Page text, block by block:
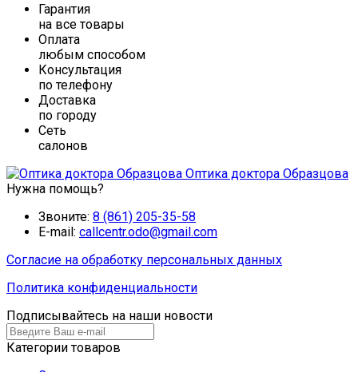
Гарантия
на все товары
Оплата
любым способом
Консультация
по телефону
Доставка
по городу
Сеть
салонов
Оптика доктора Образцова
Нужна помощь?
Звоните: 8 (861) 205-35-58
E-mail: callcentr.odo@gmail.com
Согласие на обработку персональных данных
Политика конфиденциальности
Подписывайтесь на наши новости
Категории товаров